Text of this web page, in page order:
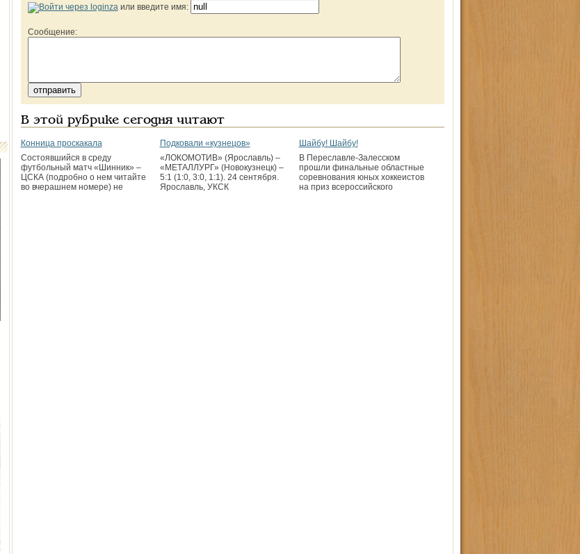
или введите имя:
Сообщение:
В этой рубрике сегодня читают
Конница проскакала
Состоявшийся в среду
футбольный матч «Шинник» –
ЦСКА (подробно о нем читайте
во вчерашнем номере) не
Подковали «кузнецов»
«ЛОКОМОТИВ» (Ярославль) –
«МЕТАЛЛУРГ» (Новокузнецк) –
5:1 (1:0, 3:0, 1:1). 24 сентября.
Ярославль, УКСК
Шайбу! Шайбу!
В Переславле-Залесском
прошли финальные областные
соревнования юных хоккеистов
на приз всероссийского